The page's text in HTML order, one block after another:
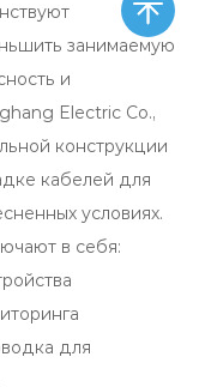
занимаемую
и
Electric Co.,
конструкции
кабелей для
условиях.
в себя:
для